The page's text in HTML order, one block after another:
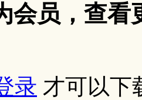
会员，查看
录 才可以下